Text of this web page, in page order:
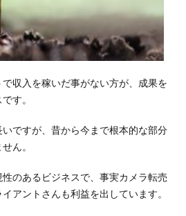
収入を稼いだ事がない方が、成果を
す。
ですが、昔から今まで根本的な部分
ん。
のあるビジネスで、事実カメラ転売
アントさんも利益を出しています。